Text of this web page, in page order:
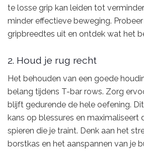
te losse grip kan leiden tot
minder effectieve beweging.
gripbreedtes uit en ontdek wat het
2. Houd je rug recht
Het behouden van een goede
belang tijdens T-bar rows. Zorg
blijft gedurende de hele oefening.
kans op blessures en maximaliseert
spieren die je traint. Denk aan het
borstkas en het aanspannen van je